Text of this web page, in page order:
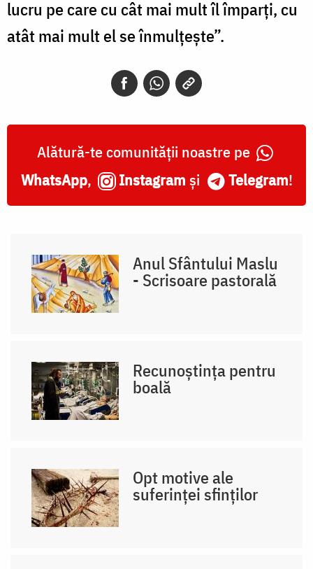
lucru pe care cu cât mai mult îl împarţi, cu
atât mai mult el se înmulţeşte”.
Alătură-te comunității noastre pe
WhatsApp, Instagram și Telegram!
Anul Sfântului Maslu
- Scrisoare pastorală
Recunoștința pentru
boală
Opt motive ale
suferinței sfinților